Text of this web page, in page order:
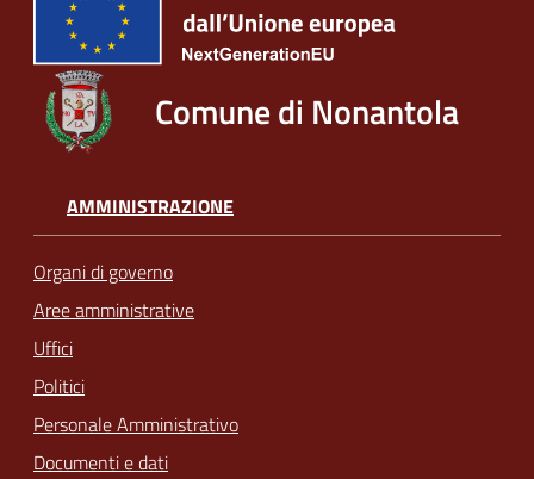
Comune di Nonantola
AMMINISTRAZIONE
Organi di governo
Aree amministrative
Uffici
Politici
Personale Amministrativo
Documenti e dati